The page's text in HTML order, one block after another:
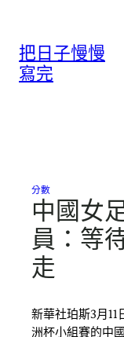
把日子慢慢
寫完
分數
中國女
員：等
走
新華社珀斯3月
洲杯小組賽的中